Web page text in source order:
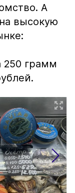
А
высокую
250 грамм